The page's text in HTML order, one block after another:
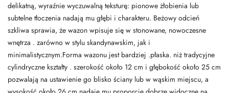
delikatną, wyraźnie wyczuwalną teksturę: pionowe żłobienia lub
subtelne tłoczenia nadają mu głębi i charakteru. Beżowy odcień
szkliwa sprawia, że wazon wpisuje się w stonowane, nowoczesne
wnętrza . zarówno w stylu skandynawskim, jak i
minimalistycznym.Forma wazonu jest bardziej .płaska. niż tradycyjne
cylindryczne kształty . szerokość około 12 cm i głębokość około 25 cm
pozwalają na ustawienie go blisko ściany lub w wąskim miejscu, a